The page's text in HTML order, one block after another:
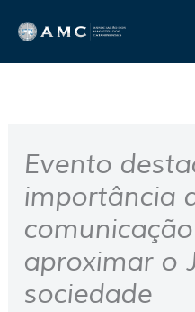
para
o
Evento
importância
aproximar o
sociedade